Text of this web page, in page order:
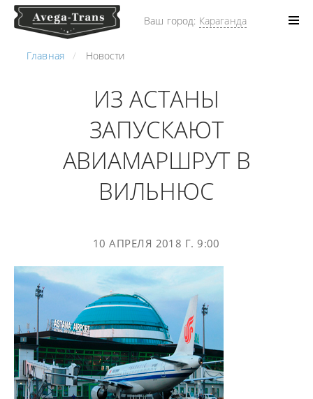
Ваш город: Караганда
Главная Новости
ИЗ АСТАНЫ
ЗАПУСКАЮТ
АВИАМАРШРУТ В
ВИЛЬНЮС
10 АПРЕЛЯ 2018 Г. 9:00